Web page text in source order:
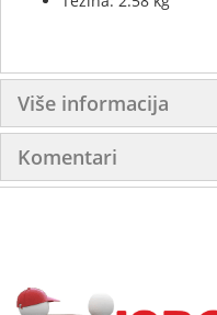
Više informacija
Komentari